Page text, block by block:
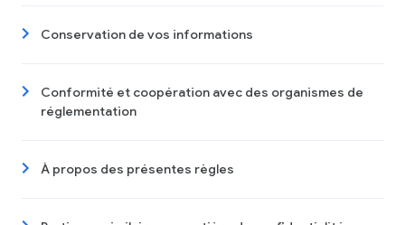
Conservation de vos informations
Conformité et coopération avec des organismes de
réglementation
À propos des présentes règles